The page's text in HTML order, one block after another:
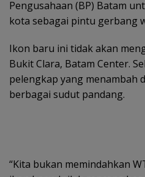
Pengusahaan (BP) Batam
kota sebagai pintu gerbang
Ikon baru ini tidak akan
Bukit Clara, Batam Center.
pelengkap yang menambah
berbagai sudut pandang.
“Kita bukan memindahkan